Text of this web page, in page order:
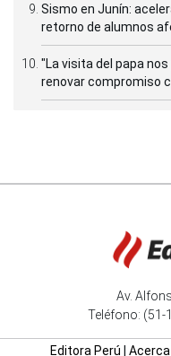
Sismo en Junín:
retorno de alumnos
"La visita del papa
renovar compromiso
Av.
Teléfono: (51-
Editora Perú